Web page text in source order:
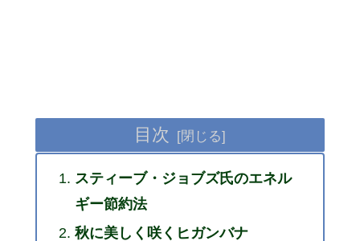
目次
スティーブ・ジョブズ氏のエネル
ギー節約法
秋に美しく咲くヒガンバナ